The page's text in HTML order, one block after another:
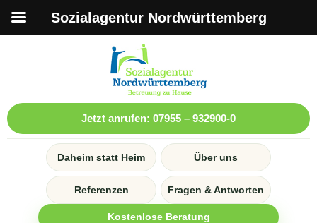
Jetzt anrufen: 07955 – 932900-0
Daheim statt Heim Über uns
Referenzen Fragen & Antworten
Kostenlose Beratung
Sozialagentur Nordwürttemberg